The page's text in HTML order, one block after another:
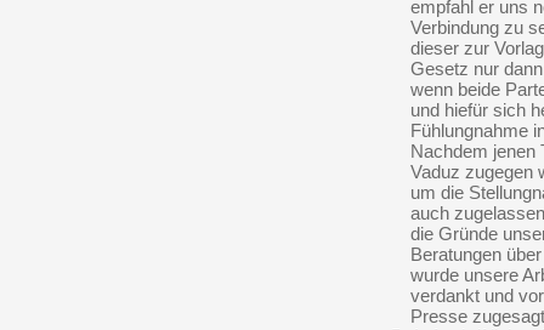
empfahl er uns
Verbindung zu
dieser zur
Gesetz nur
wenn beide
und hiefür sich
Fühlungnahme
Nachdem jenen
Vaduz zugegen
um die
auch
die Gründe
Beratungen
wurde unsere
verdankt und
Presse